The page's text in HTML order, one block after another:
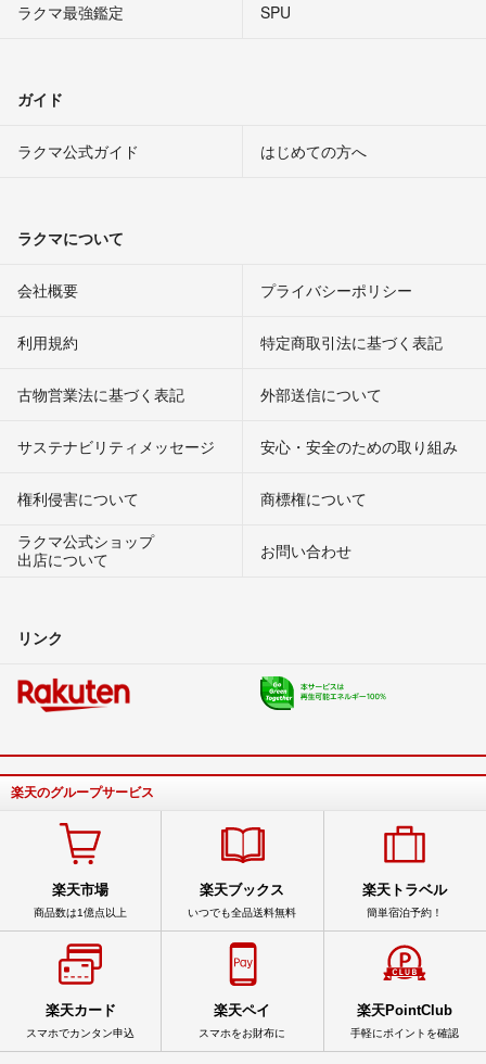
ラクマ最強鑑定
SPU
ガイド
ラクマ公式ガイド はじめての方へ
ラクマについて
会社概要 プライバシーポリシー
利用規約 特定商取引法に基づく表記
古物営業法に基づく表記 外部送信について
サステナビリティメッセージ 安心・安全のための取り組み
権利侵害について
商標権について
ラクマ公式ショップ
出店について
お問い合わせ
リンク
楽天のグループサービス
楽天市場
商品数は1億点以上
楽天ブックス
いつでも全品送料無料
楽天トラベル
簡単宿泊予約！
楽天カード
スマホでカンタン申込
楽天ペイ
スマホをお財布に
楽天PointClub
手軽にポイントを確認